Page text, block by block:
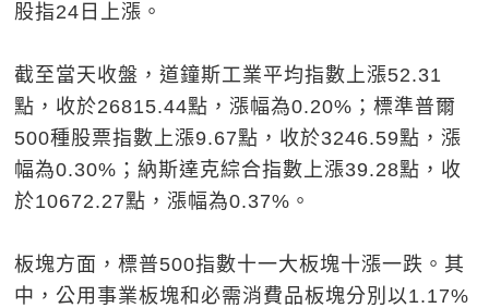
股指24日上漲。
截至當天收盤，道鐘斯工業平均指數上漲52.31
點，收於26815.44點，漲幅為0.20%；標準普爾
500種股票指數上漲9.67點，收於3246.59點，漲
幅為0.30%；納斯達克綜合指數上漲39.28點，收
於10672.27點，漲幅為0.37%。
板塊方面，標普500指數十一大板塊十漲一跌。其
中，公用事業板塊和必需消費品板塊分別以1.17%